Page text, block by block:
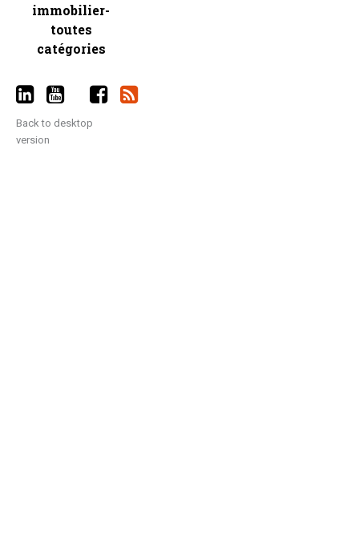
immobilier-
toutes
catégories
Back to desktop
version